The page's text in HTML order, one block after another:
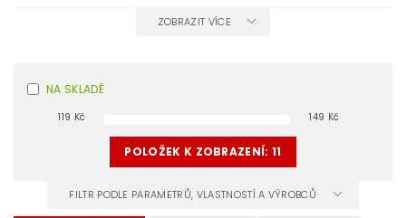
ZOBRAZIT VÍCE
NA SKLADĚ
119 Kč 149 Kč
POLOŽEK K ZOBRAZENÍ:11
FILTR PODLE PARAMETRŮ, VLASTNOSTÍ A VÝROBCŮ